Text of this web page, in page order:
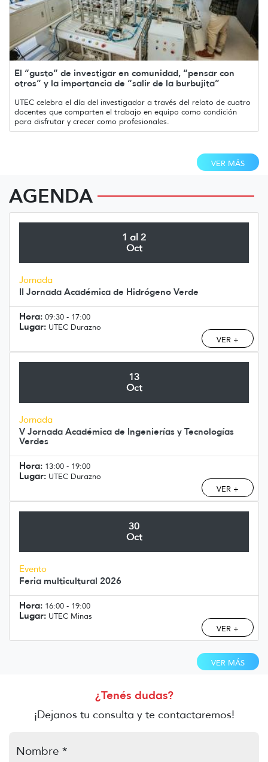
El “gusto” de investigar en comunidad, “pensar con
otros” y la importancia de “salir de la burbujita”
UTEC celebra el día del investigador a través del relato de cuatro
docentes que comparten el trabajo en equipo como condición
para disfrutar y crecer como profesionales.
VER MÁS
AGENDA
1 al 2
Oct
Jornada
II Jornada Académica de Hidrógeno Verde
Hora: 09:30 - 17:00
Lugar: UTEC Durazno
VER +
13
Oct
Jornada
V Jornada Académica de Ingenierías y Tecnologías
Verdes
Hora: 13:00 - 19:00
Lugar: UTEC Durazno
VER +
30
Oct
Evento
Feria multicultural 2026
Hora: 16:00 - 19:00
Lugar: UTEC Minas
VER +
VER MÁS
¿Tenés dudas?
¡Dejanos tu consulta y te contactaremos!
Nombre *